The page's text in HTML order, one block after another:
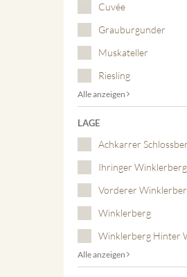
Cuvée
Grauburgunder
Muskateller
Riesling
Alle anzeigen
LAGE
Achkarrer
Ihringer Winklerberg
Vorderer
Winklerberg
Winklerberg Hinter
Alle anzeigen